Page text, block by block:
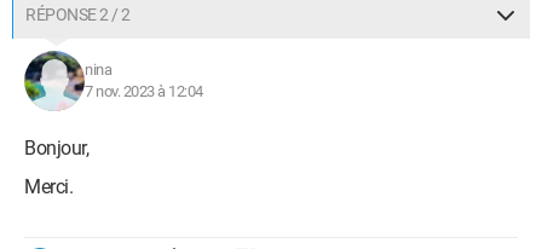
RÉPONSE 2 / 2
nina
7 nov. 2023 à 12:04
Bonjour,
Merci.